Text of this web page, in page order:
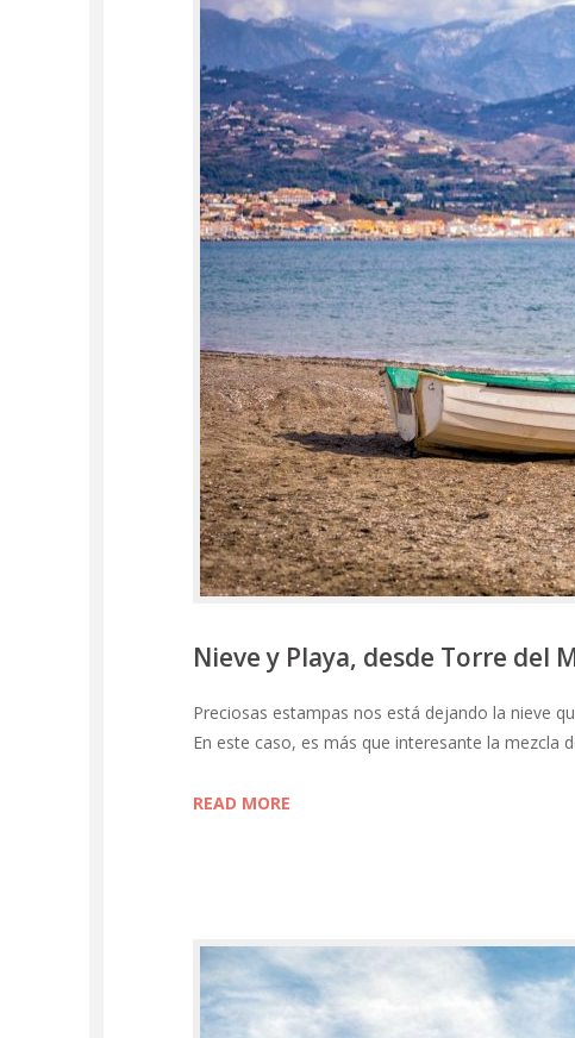
Nieve y Playa, desde Torre del
Preciosas estampas nos está dejando la nieve
En este caso, es más que interesante la mezcla
READ MORE